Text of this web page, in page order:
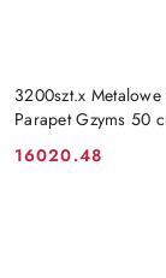
3200szt.x
Parapet Gzyms 50
Cena:
16020.48